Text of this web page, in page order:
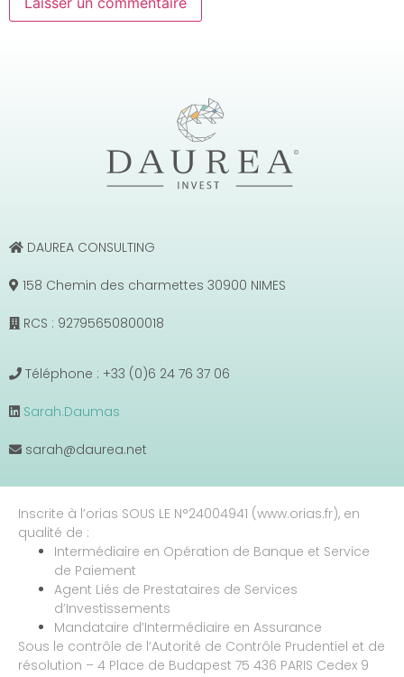
DAUREA CONSULTING
158 Chemin des charmettes 30900 NIMES
RCS : 92795650800018
Téléphone : +33 (0)6 24 76 37 06
Sarah.Daumas
sarah@daurea.net
Inscrite à l’orias SOUS LE N°24004941 (www.orias.fr), en
qualité de :
Intermédiaire en Opération de Banque et Service
de Paiement
Agent Liés de Prestataires de Services
d’Investissements
Mandataire d’Intermédiaire en Assurance
Sous le contrôle de l’Autorité de Contrôle Prudentiel et de
résolution – 4 Place de Budapest 75 436 PARIS Cedex 9